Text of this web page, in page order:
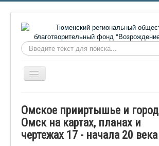
Искать...
Включить/
выключить
О фонде
Онлайн библиотека
Омское прииртышье и город
Омск на картах, планах и
чертежах 17 - начала 20 века